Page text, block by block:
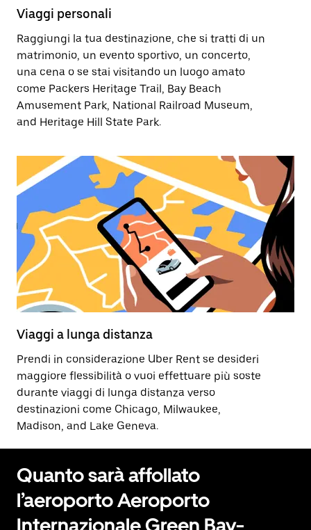
Viaggi personali
Raggiungi la tua destinazione, che si tratti di un
matrimonio, un evento sportivo, un concerto,
una cena o se stai visitando un luogo amato
come Packers Heritage Trail, Bay Beach
Amusement Park, National Railroad Museum,
and Heritage Hill State Park.
Viaggi a lunga distanza
Prendi in considerazione Uber Rent se desideri
maggiore flessibilità o vuoi effettuare più soste
durante viaggi di lunga distanza verso
destinazioni come Chicago, Milwaukee,
Madison, and Lake Geneva.
Quanto sarà affollato
l’aeroporto Aeroporto
Internazionale Green Bay-